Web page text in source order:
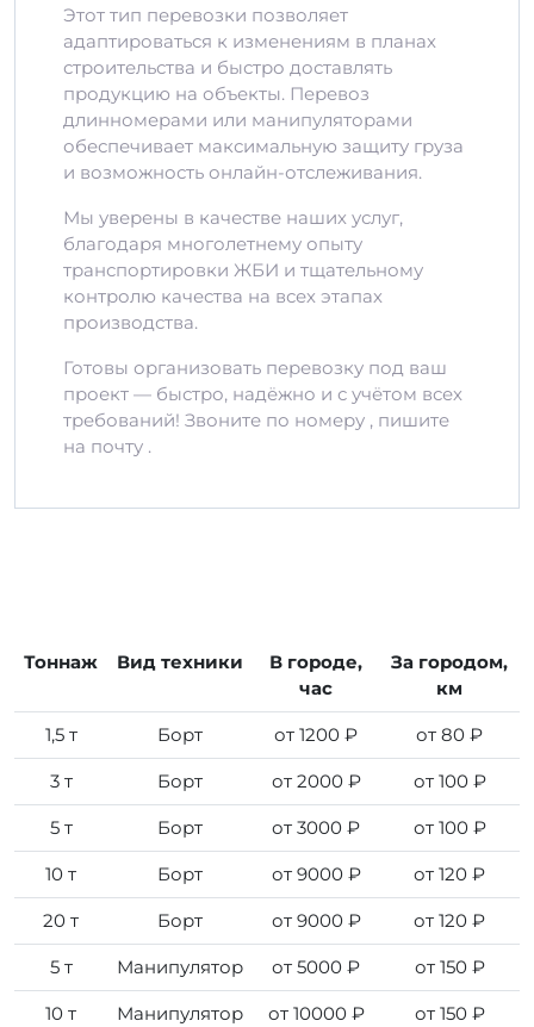
Этот тип перевозки позволяет
адаптироваться к изменениям в планах
строительства и быстро доставлять
продукцию на объекты. Перевоз
длинномерами или манипуляторами
обеспечивает максимальную защиту груза
и возможность онлайн-отслеживания.
Мы уверены в качестве наших услуг,
благодаря многолетнему опыту
транспортировки ЖБИ и тщательному
контролю качества на всех этапах
производства.
Готовы организовать перевозку под ваш
проект — быстро, надёжно и с учётом всех
требований! Звоните по номеру , пишите
на почту .
Тоннаж Вид техники
В городе,
час
За городом,
км
1,5 т Борт от 1200 ₽ от 80 ₽
3 т Борт от 2000 ₽ от 100 ₽
5 т Борт от 3000 ₽ от 100 ₽
10 т Борт от 9000 ₽ от 120 ₽
20 т Борт от 9000 ₽ от 120 ₽
5 т Манипулятор от 5000 ₽ от 150 ₽
10 т Манипулятор от 10000 ₽ от 150 ₽